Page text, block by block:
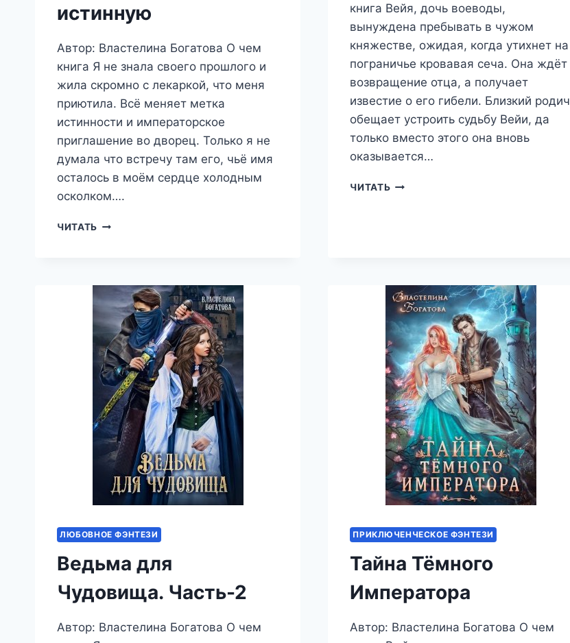
истинную
Автор: Властелина Богатова О чем
книга Я не знала своего прошлого и
жила скромно с лекаркой, что меня
приютила. Всё меняет метка
истинности и императорское
приглашение во дворец. Только я не
думала что встречу там его, чьё имя
осталось в моём сердце холодным
осколком….
ЧИТАТЬ
ИСТИННУЮ
книга Вейя, дочь воеводы,
вынуждена пребывать в чужом
княжестве, ожидая, когда утихнет на
пограничье кровавая сеча. Она ждёт
возвращение отца, а получает
известие о его гибели. Близкий родич
обещает устроить судьбу Вейи, да
только вместо этого она вновь
оказывается…
ЧИТАТЬ МЕТКА
ЛЮБОВНОЕ ФЭНТЕЗИ
Ведьма для
Чудовища. Часть-2
Автор: Властелина Богатова О чем
ПРИКЛЮЧЕНЧЕСКОЕ ФЭНТЕЗИ
Тайна Тёмного
Императора
Автор: Властелина Богатова О чем